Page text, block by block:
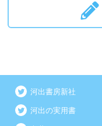
河出書房新社
河出の実用書